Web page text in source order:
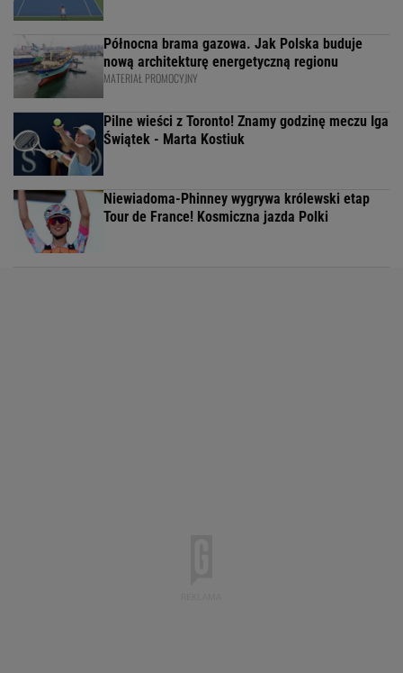
Północna brama gazowa. Jak Polska buduje
nową architekturę energetyczną regionu
MATERIAŁ PROMOCYJNY
Pilne wieści z Toronto! Znamy godzinę meczu Iga
Świątek - Marta Kostiuk
Niewiadoma-Phinney wygrywa królewski etap
Tour de France! Kosmiczna jazda Polki